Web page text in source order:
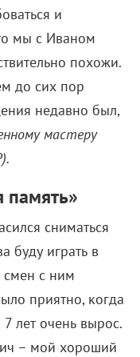
и
мы с Иваном
похожи.
до сих пор
недавно был,
мастеру
память»
сниматься
буду играть в
смен с ним
приятно, когда
7 лет очень вырос.
– мой хороший